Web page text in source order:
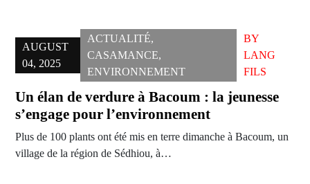
AUGUST
04, 2025
ACTUALITÉ,
CASAMANCE,
ENVIRONNEMENT
BY
LANG
FILS
Un élan de verdure à Bacoum : la jeunesse
s’engage pour l’environnement
Plus de 100 plants ont été mis en terre dimanche à Bacoum, un
village de la région de Sédhiou, à…